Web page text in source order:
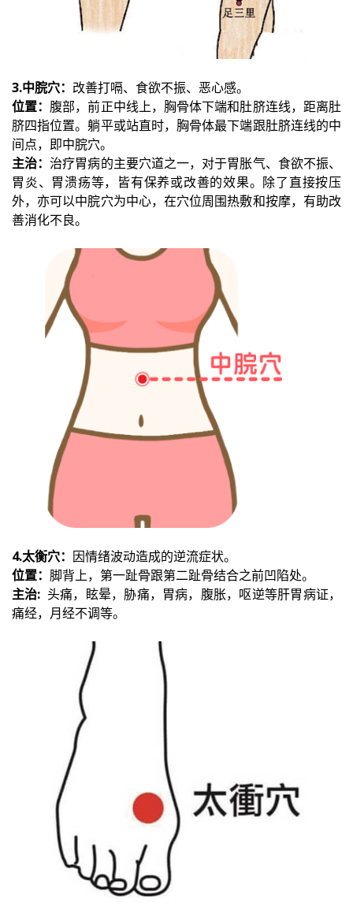
3.中脘穴： 改善打嗝、食欲不振、恶心感。
位置： 腹部，前正中线上，胸骨体下端和肚脐连线，距离肚
脐四指位置。躺平或站直时，胸骨体最下端跟肚脐连线的中
间点，即中脘穴。
主治： 治疗胃病的主要穴道之一，对于胃胀气、食欲不振、
胃炎、胃溃疡等，皆有保养或改善的效果。除了直接按压
外，亦可以中脘穴为中心，在穴位周围热敷和按摩，有助改
善消化不良。
4.太衡穴： 因情绪波动造成的逆流症状。
位置： 脚背上，第一趾骨跟第二趾骨结合之前凹陷处。
主治: 头痛，眩晕，胁痛，胃病，腹胀，呕逆等肝胃病证，
痛经，月经不调等。